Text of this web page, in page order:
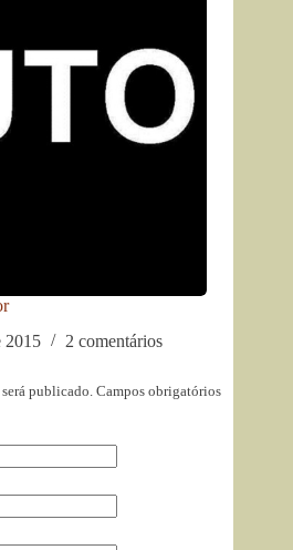
2015
2 comentários
publicado. Campos obrigatórios